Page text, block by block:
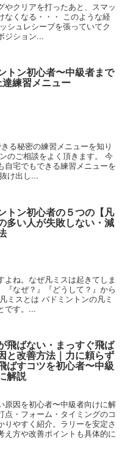
クリアを打ったあと、スマッ
なくなる・・・ このような経
シュレシーブを張っていてク
ジション...
トン初心者〜中級者まで
練習メニュー
る秘密の練習メニューを知り
のご相談をよく頂きます。 今
自宅でもできる練習メニューを
け出し...
トン初心者の５つの【凡
多い人が失敗しない・減
ね。なぜ凡ミスは起きてしま
『なぜ？』『どうして？』から
ミスとは バドミントンの凡ミ
です。...
飛ばない・まっすぐ飛ば
と改善方法｜力に頼らず
ばすコツを初心者〜中級
解説
原因を初心者〜中級者向けに解
・フォーム・タイミングのコ
やすく紹介。ラリーを安定さ
方や改善ポイントも具体的に